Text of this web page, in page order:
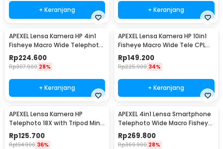
+ Keranjang + Keranjang
APEXEL Lensa Kamera HP 4in1
Fisheye Macro Wide Telephoto
Tripod - APL-T18XBZJ5
Rp224.600
Rp307.900 28%
+ Keranjang
APEXEL Lensa Kamera HP 10in1
Fisheye Macro Wide Tele CPL
Kale Filter - APL-DG10
Rp149.200
Rp225.900 34%
+ Keranjang
APEXEL Lensa Kamera HP
Telephoto 18X with Tripod Mini
dan Klip - APL-T18ZJ
Rp125.700
Rp194.900 36%
APEXEL 4in1 Lensa Smartphone
Telephoto Wide Macro Fisheye
- APL-22X105-4IN1
Rp269.800
Rp369.900 28%